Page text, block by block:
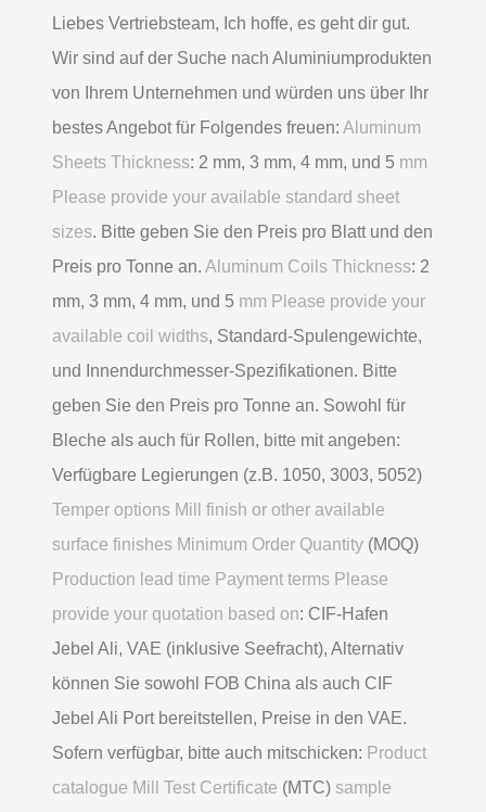
Liebes Vertriebsteam, Ich hoffe, es geht dir gut.
Wir sind auf der Suche nach Aluminiumprodukten
von Ihrem Unternehmen und würden uns über Ihr
bestes Angebot für Folgendes freuen: Aluminum
Sheets Thickness: 2 mm, 3 mm, 4 mm, und 5 mm
Please provide your available standard sheet
sizes. Bitte geben Sie den Preis pro Blatt und den
Preis pro Tonne an. Aluminum Coils Thickness: 2
mm, 3 mm, 4 mm, und 5 mm Please provide your
available coil widths, Standard-Spulengewichte,
und Innendurchmesser-Spezifikationen. Bitte
geben Sie den Preis pro Tonne an. Sowohl für
Bleche als auch für Rollen, bitte mit angeben:
Verfügbare Legierungen (z.B. 1050, 3003, 5052)
Temper options Mill finish or other available
surface finishes Minimum Order Quantity (MOQ)
Production lead time Payment terms Please
provide your quotation based on: CIF-Hafen
Jebel Ali, VAE (inklusive Seefracht), Alternativ
können Sie sowohl FOB China als auch CIF
Jebel Ali Port bereitstellen, Preise in den VAE.
Sofern verfügbar, bitte auch mitschicken: Product
catalogue Mill Test Certificate (MTC) sample